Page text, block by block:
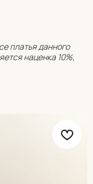
платья данного
наценка 10%,